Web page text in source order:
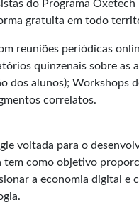
do Programa
gratuita em todo
reuniões periódicas
quinzenais sobre as
dos alunos); Workshops
correlatos.
voltada para o
tem como objetivo
a economia digital e